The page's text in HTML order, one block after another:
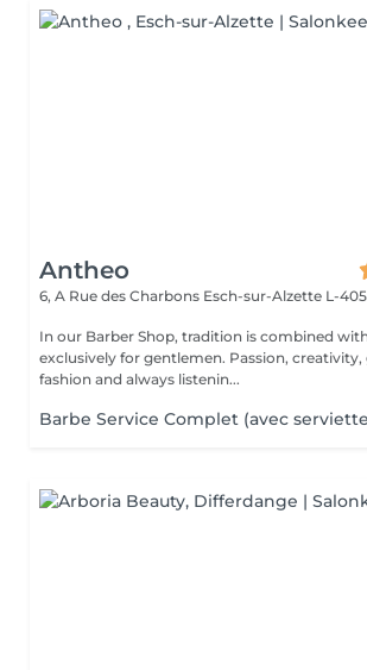
Antheo
6, A Rue des Charbons Esch-sur-Alzette L-
In our Barber Shop, tradition is combined
exclusively for gentlemen. Passion, creativity, good taste of
fashion and always listenin...
Barbe Service Complet (avec